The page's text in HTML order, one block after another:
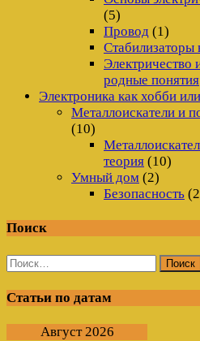
(5)
Провод (1)
Стабилизаторы
Электричество
родные понятия
Электроника как хобби
Металлоискатели и
(10)
теория (10)
Умный дом (2)
Безопасность
Поиск
Найти:
Статьи по датам
Август 2026